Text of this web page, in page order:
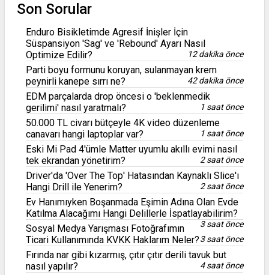
Son Sorular
Enduro Bisikletimde Agresif İnişler İçin
Süspansiyon 'Sag' ve 'Rebound' Ayarı Nasıl
Optimize Edilir?
12 dakika önce
Parti boyu formunu koruyan, sulanmayan krem
peynirli kanepe sırrı ne?
42 dakika önce
EDM parçalarda drop öncesi o 'beklenmedik
gerilimi' nasıl yaratmalı?
1 saat önce
50.000 TL civarı bütçeyle 4K video düzenleme
canavarı hangi laptoplar var?
1 saat önce
Eski Mi Pad 4'ümle Matter uyumlu akıllı evimi nasıl
tek ekrandan yönetirim?
2 saat önce
Driver'da 'Over The Top' Hatasından Kaynaklı Slice'ı
Hangi Drill ile Yenerim?
2 saat önce
Ev Hanımıyken Boşanmada Eşimin Adına Olan Evde
Katılma Alacağımı Hangi Delillerle İspatlayabilirim?
3 saat önce
Sosyal Medya Yarışması Fotoğrafımın
Ticari Kullanımında KVKK Haklarım Neler?3 saat önce
Fırında nar gibi kızarmış, çıtır çıtır derili tavuk but
nasıl yapılır?
4 saat önce